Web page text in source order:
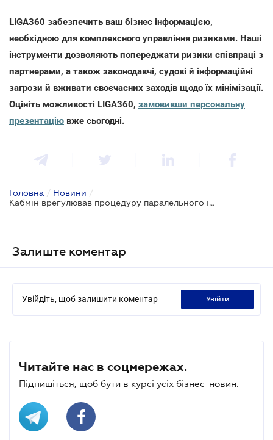
LIGA360 забезпечить ваш бізнес інформацією,
необхідною для комплексного управління ризиками. Наші
інструменти дозволяють попереджати ризики співпраці з
партнерами, а також законодавчі, судові й інформаційні
загрози й вживати своєчасних заходів щодо їх мінімізації.
Оцініть можливості LIGA360, замовивши персональну
презентацію вже сьогодні.
Головна / Новини /
Кабмін врегулював процедуру паралельного імпорту ліків
Залиште коментар
Увійдіть, щоб залишити коментар увійти
Читайте нас в соцмережах.
Підпишіться, щоб бути в курсі усіх бізнес-новин.